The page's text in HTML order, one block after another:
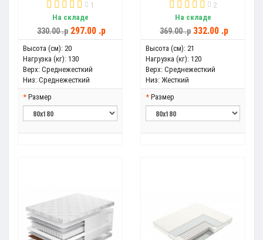
1
На складе
330.00 .p 297.00 .p
Высота (см): 20
Нагрузка (кг): 130
Верх: Среднежесткий
Низ: Среднежесткий
Размер
2
На складе
369.00 .p 332.00 .p
Высота (см): 21
Нагрузка (кг): 120
Верх: Среднежесткий
Низ: Жесткий
Размер